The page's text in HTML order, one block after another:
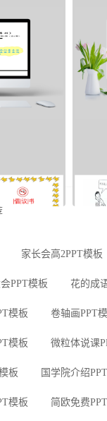
家长会高2PPT模板
PPT模板 花的成
模板 卷轴画PPT
模板 微粒体说课
板 国学院介绍
模板 简欧免费